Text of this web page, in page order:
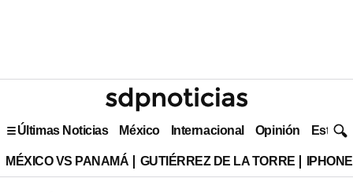
Últimas Noticias México Internacional Opinión Estilo
MÉXICO VS PANAMÁ GUTIÉRREZ DE LA TORRE